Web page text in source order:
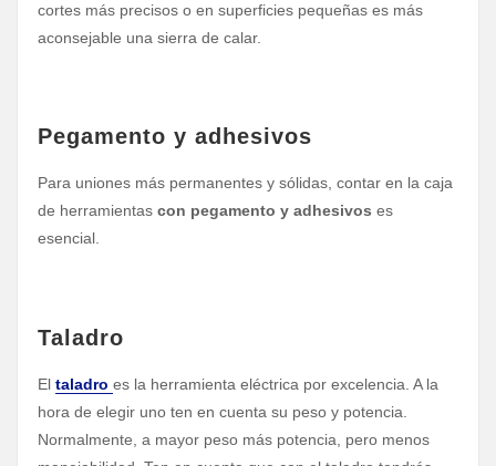
cortes más precisos o en superficies pequeñas es más
aconsejable una sierra de calar.
Pegamento y adhesivos
Para uniones más permanentes y sólidas, contar en la caja
de herramientas con pegamento y adhesivos es
esencial.
Taladro
El taladro es la herramienta eléctrica por excelencia. A la
hora de elegir uno ten en cuenta su peso y potencia.
Normalmente, a mayor peso más potencia, pero menos